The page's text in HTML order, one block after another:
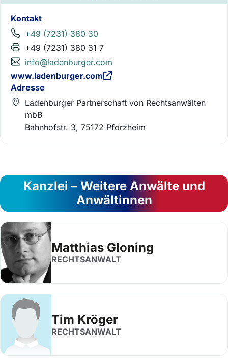
Kontakt
+49 (7231) 380 30
+49 (7231) 380 31 7
info@ladenburger.com
www.ladenburger.com
Adresse
Ladenburger Partnerschaft von Rechtsanwälten
mbB
Bahnhofstr. 3, 75172 Pforzheim
Kanzlei – Weitere Anwälte und
Anwältinnen
Matthias Gloning
RECHTSANWALT
Tim Kröger
RECHTSANWALT